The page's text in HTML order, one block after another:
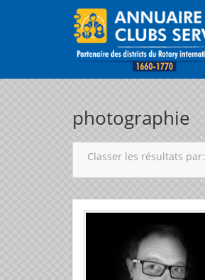
photographie
Classer les résultats par: